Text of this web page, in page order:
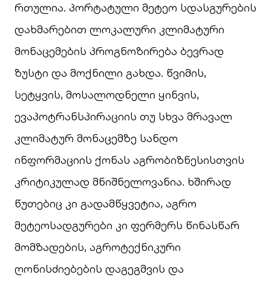
რთულია. პორტატული მეტეო სდასგურების
დახმარებით ლოკალური კლიმატური
მონაცემების პროგნოზირება ბევრად
ზუსტი და მოქნილი გახდა. წვიმის,
სეტყვის, მოსალოდნელი ყინვის,
ევაპოტრანსპირაციის თუ სხვა მრავალ
კლიმატურ მონაცემზე სანდო
ინფორმაციის ქონას აგრობიზნესისთვის
კრიტიკულად მნიშნელოვანია. ხშირად
წუთებიც კი გადამწყვეტია, აგრო
მეტეოსადგურები კი ფერმერს წინასწარ
მომზადების, აგროტექნიკური
ღონისძიებების დაგეგმვის და